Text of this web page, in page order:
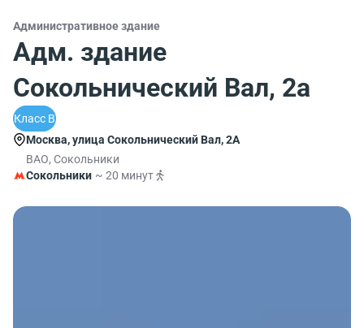
Административное здание
Адм. здание
Сокольнический Вал, 2а
Класс B
Москва, улица Сокольнический Вал, 2А
ВАО, Сокольники
Сокольники ~ 20 минут